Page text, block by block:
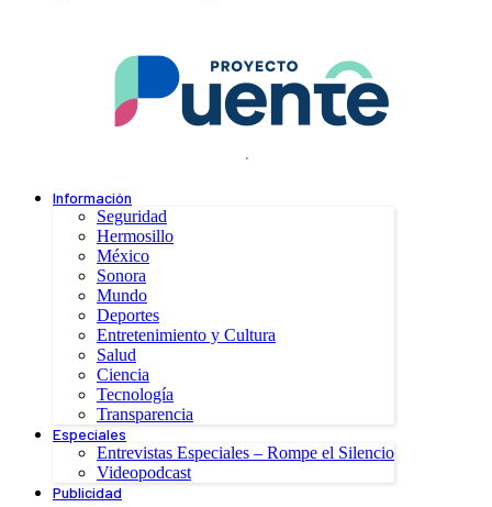
.
Información
Seguridad
Hermosillo
México
Sonora
Mundo
Deportes
Entretenimiento y Cultura
Salud
Ciencia
Tecnología
Transparencia
Especiales
Entrevistas Especiales – Rompe el Silencio
Videopodcast
Publicidad